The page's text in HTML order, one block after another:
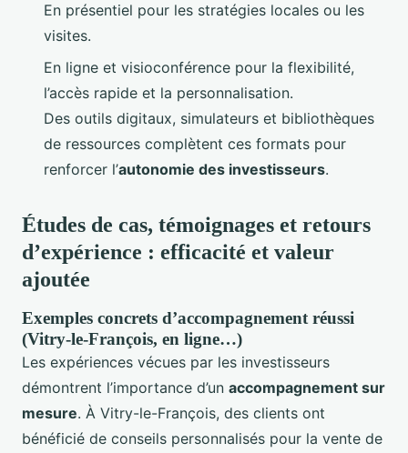
En présentiel pour les stratégies locales ou les
visites.
En ligne et visioconférence pour la flexibilité,
l’accès rapide et la personnalisation.
Des outils digitaux, simulateurs et bibliothèques
de ressources complètent ces formats pour
renforcer l’autonomie des investisseurs.
Études de cas, témoignages et retours
d’expérience : efficacité et valeur
ajoutée
Exemples concrets d’accompagnement réussi
(Vitry-le-François, en ligne…)
Les expériences vécues par les investisseurs
démontrent l’importance d’un accompagnement sur
mesure. À Vitry-le-François, des clients ont
bénéficié de conseils personnalisés pour la vente de